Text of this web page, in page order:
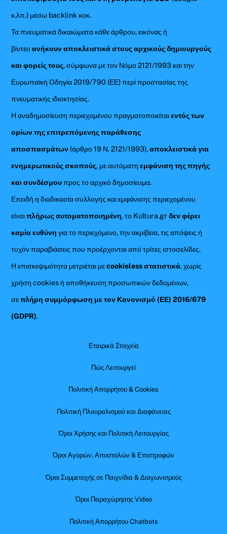
κ.λπ.) μέσω backlink κοκ.
Τα πνευματικά δικαιώματα κάθε άρθρου, εικόνας ή
βίντεοανήκουν αποκλειστικά στους αρχικούς δημιουργούς
και φορείς τους, σύμφωνα με τον Νόμο 2121/1993 και την
Ευρωπαϊκή Οδηγία 2019/790 (ΕΕ) περί προστασίας της
πνευματικής ιδιοκτησίας.
Η αναδημοσίευση περιεχομένου πραγματοποιείταιεντός των
ορίων της επιτρεπόμενης παράθεσης
αποσπασμάτων (άρθρο 19 Ν. 2121/1993),αποκλειστικά για
ενημερωτικούς σκοπούς, με αυτόματηεμφάνιση της πηγής
και συνδέσμουπρος το αρχικό δημοσίευμα.
Επειδή η διαδικασία συλλογής και εμφάνισης περιεχομένου
είναιπλήρως αυτοματοποιημένη, το Kultura.grδεν φέρει
καμία ευθύνη για το περιεχόμενο, την ακρίβεια, τις απόψεις ή
τυχόν παραβιάσεις που προέρχονται από τρίτες ιστοσελίδες.
Η επισκεψιμότητα μετριέται μεcookieless στατιστικά, χωρίς
χρήση cookies ή αποθήκευση προσωπικών δεδομένων,
σεπλήρη συμμόρφωση με τον Κανονισμό (ΕΕ) 2016/679
(GDPR).
Εταιρικά Στοιχεία
Πώς Λειτουργεί
Πολιτική Απορρήτου & Cookies
Πολιτική Πλουραλισμού και Διαφάνειας
Όροι Χρήσης και Πολιτική Λειτουργίας
Όροι Αγορών, Αποστολών & Επιστροφών
Όροι Συμμετοχής σε Παιχνίδια & Διαγωνισμούς
Όροι Παραχώρησης Video
Πολιτική Απορρήτου Chatbots